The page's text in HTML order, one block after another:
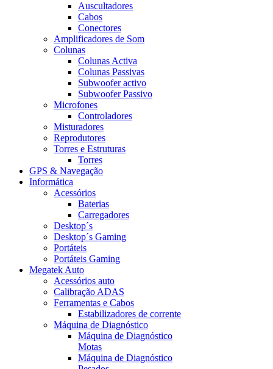
Auscultadores
Cabos
Conectores
Amplificadores de Som
Colunas
Colunas Activa
Colunas Passivas
Subwoofer activo
Subwoofer Passivo
Microfones
Controladores
Misturadores
Reprodutores
Torres e Estruturas
Torres
GPS & Navegação
Informática
Acessórios
Baterias
Carregadores
Desktop´s
Desktop´s Gaming
Portáteis
Portáteis Gaming
Megatek Auto
Acessórios auto
Calibração ADAS
Ferramentas e Cabos
Estabilizadores de corrente
Máquina de Diagnóstico
Máquina de Diagnóstico
Motas
Máquina de Diagnóstico